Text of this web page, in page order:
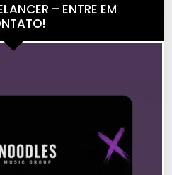
– ENTRE EM